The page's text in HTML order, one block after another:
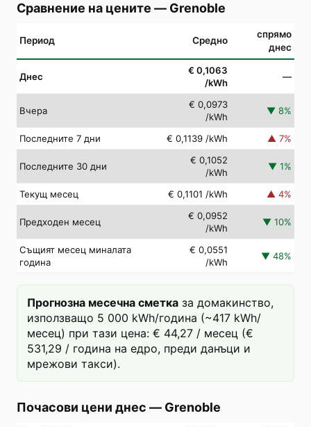
Сравнение на цените — Grenoble
Период Средно
спрямо
днес
Днес
€ 0,1063
/kWh
—
Вчера
€ 0,0973
/kWh
▼ 8%
Последните 7 дни € 0,1139 /kWh ▲ 7%
Последните 30 дни
€ 0,1052
/kWh
▼ 1%
Текущ месец € 0,1101 /kWh ▲ 4%
Предходен месец
€ 0,0952
/kWh
▼ 10%
Същият месец миналата
година
€ 0,0551
/kWh
▼ 48%
Прогнозна месечна сметка за домакинство,
използващо 5 000 kWh/година (~417 kWh/
месец) при тази цена: € 44,27 / месец (€
531,29 / година на едро, преди данъци и
мрежови такси).
Почасови цени днес — Grenoble